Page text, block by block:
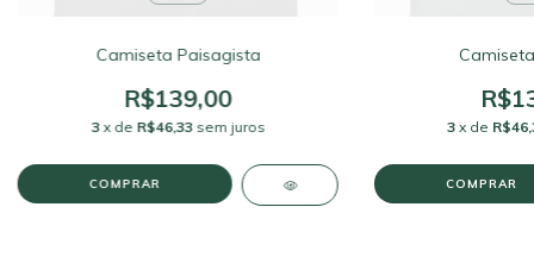
Camiseta Paisagista
R$139,00
3 x de R$46,33 sem juros
COMPRAR
3 x de
COMPRAR